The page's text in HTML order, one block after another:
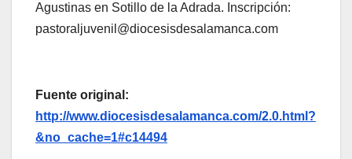
Agustinas en Sotillo de la Adrada. Inscripción:
pastoraljuvenil@diocesisdesalamanca.com
Fuente original:
http://www.diocesisdesalamanca.com/2.0.html?
&no_cache=1#c14494